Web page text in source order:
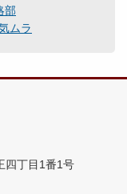
部
ムラ
丁目1番1号